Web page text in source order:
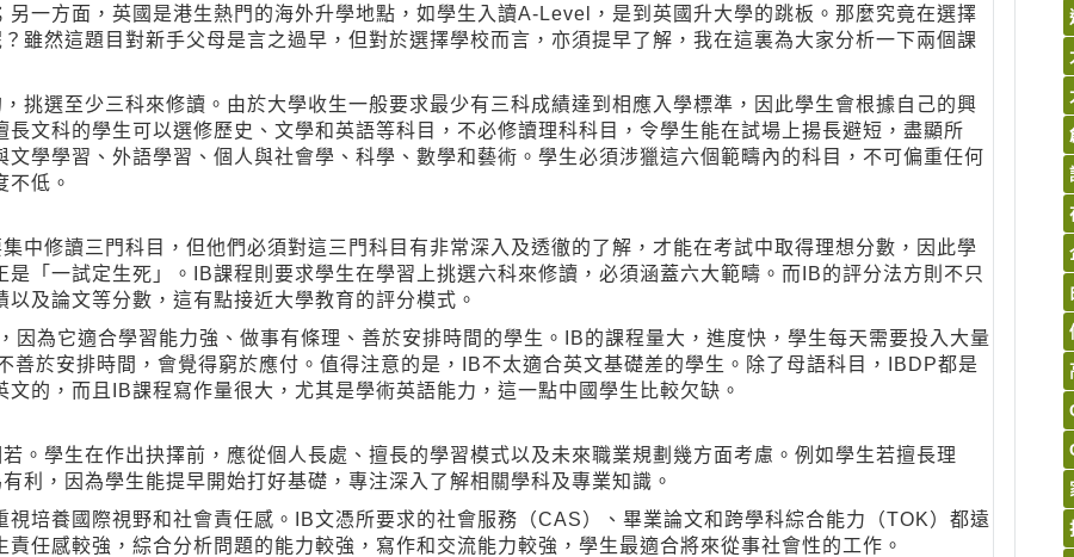
一方面，英國是港生熱門的海外升學地點，如學生入讀A-Level，是到英國升大學的跳板。那麼究竟在選擇
雖然這題目對新手父母是言之過早，但對於選擇學校而言，亦須提早了解，我在這裏為大家分析一下兩個課
挑選至少三科來修讀。由於大學收生一般要求最少有三科成績達到相應入學標準，因此學生會根據自己的興
文科的學生可以選修歷史、文學和英語等科目，不必修讀理科科目，令學生能在試場上揚長避短，盡顯所
學學習、外語學習、個人與社會學、科學、數學和藝術。學生必須涉獵這六個範疇內的科目，不可偏重任何
低。
中修讀三門科目，但他們必須對這三門科目有非常深入及透徹的了解，才能在考試中取得理想分數，因此學
「一試定生死」。IB課程則要求學生在學習上挑選六科來修讀，必須涵蓋六大範疇。而IB的評分法方則不只
及論文等分數，這有點接近大學教育的評分模式。
因為它適合學習能力強、做事有條理、善於安排時間的學生。IB的課程量大，進度快，學生每天需要投入大量
善於安排時間，會覺得窮於應付。值得注意的是，IB不太適合英文基礎差的學生。除了母語科目，IBDP都是
的，而且IB課程寫作量很大，尤其是學術英語能力，這一點中國學生比較欠缺。
。學生在作出抉擇前，應從個人長處、擅長的學習模式以及未來職業規劃幾方面考慮。例如學生若擅長理
利，因為學生能提早開始打好基礎，專注深入了解相關學科及專業知識。
視培養國際視野和社會責任感。IB文憑所要求的社會服務（CAS）、畢業論文和跨學科綜合能力（TOK）都遠
任感較強，綜合分析問題的能力較強，寫作和交流能力較強，學生最適合將來從事社會性的工作。